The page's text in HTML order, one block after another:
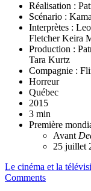
Réalisation :
Scénario :
Interprètes :
Fletcher Keira
Production :
Tara Kurtz
Compagnie :
Horreur
Québec
2015
3 min
Première
Avant
25 juillet
Le cinéma et la
Comments